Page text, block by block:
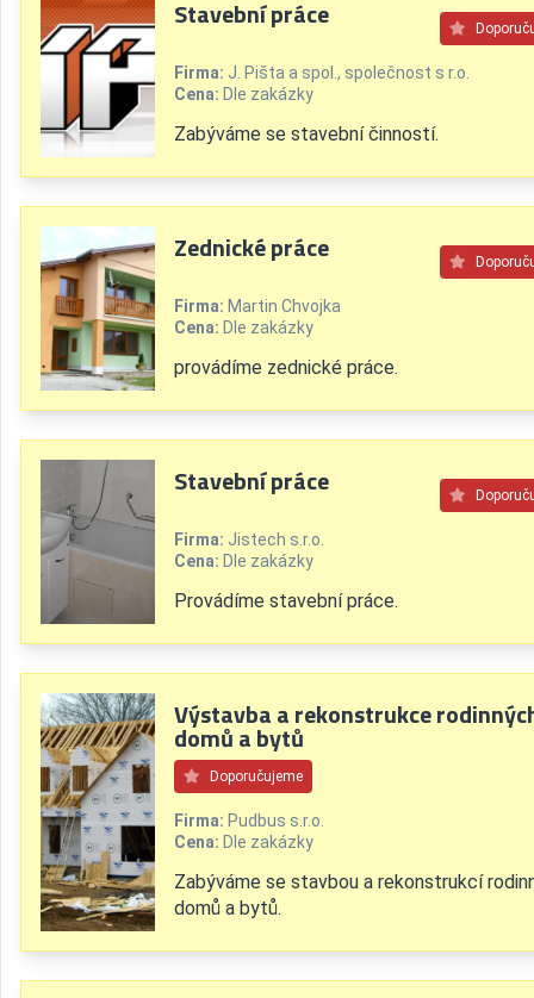
Stavební práce
Firma: J. Pišta a spol., společnost s r.o.
Cena: Dle zakázky
Zabýváme se stavební činností.
Zednické práce
Firma: Martin Chvojka
Cena: Dle zakázky
provádíme zednické práce.
Stavební práce
Firma: Jistech s.r.o.
Cena: Dle zakázky
Provádíme stavební práce.
Výstavba a rekonstrukce
domů a bytů
Doporučujeme
Firma: Pudbus s.r.o.
Cena: Dle zakázky
Zabýváme se stavbou a rekonstrukcí
domů a bytů.